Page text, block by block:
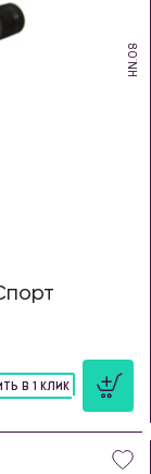
HN.08
В 1 КЛИК